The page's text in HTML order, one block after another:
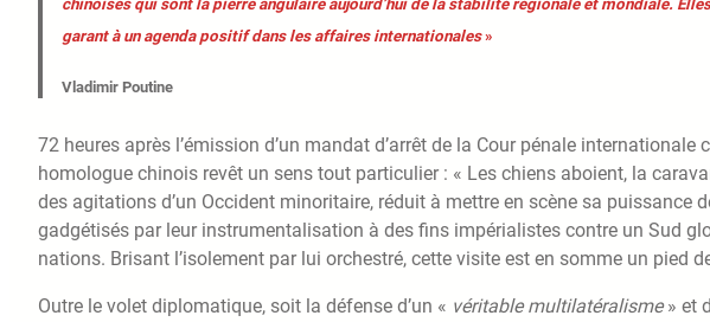
chinoises qui sont la pierre angulaire aujourd’hui de la stabilité régionale et mondiale.
garant à un agenda positif dans les affaires internationales»
Vladimir Poutine
72 heures après l’émission d’un mandat d’arrêt de la Cour pénale internationale
homologue chinois revêt un sens tout particulier : « Les chiens aboient, la
des agitations d’un Occident minoritaire, réduit à mettre en scène sa puissance
gadgétisés par leur instrumentalisation à des fins impérialistes contre un Sud
nations. Brisant l’isolement par lui orchestré, cette visite est en somme un pied
Outre le volet diplomatique, soit la défense d’un « véritable multilatéralisme» et